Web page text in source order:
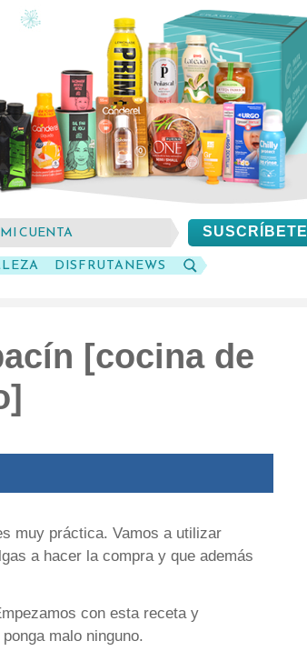
SUSCRÍBETE
DISFRUTANEWS
MI CUENTA
[cocina de
muy práctica. Vamos a utilizar
a hacer la compra y que además
con esta receta y
malo ninguno.